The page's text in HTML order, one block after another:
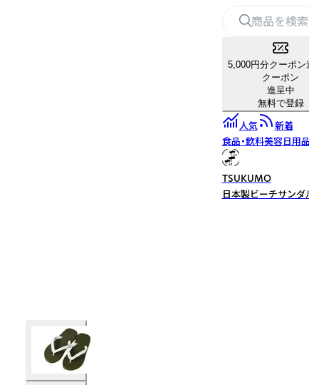
5,000円分クーポン
クーポン
進呈中
無料で登録
人気
新着
食品・飲料美容日用品
TSUKUMO
日本製ビーチサンダ